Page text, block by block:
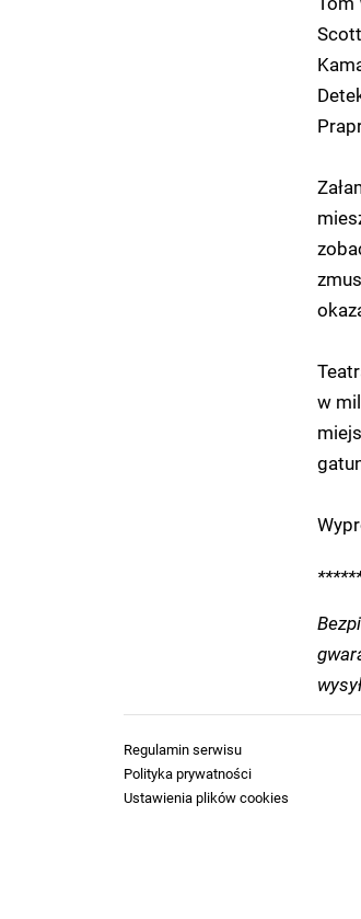
w
Regulamin serwisu
Polityka prywatności
Ustawienia plików cookies